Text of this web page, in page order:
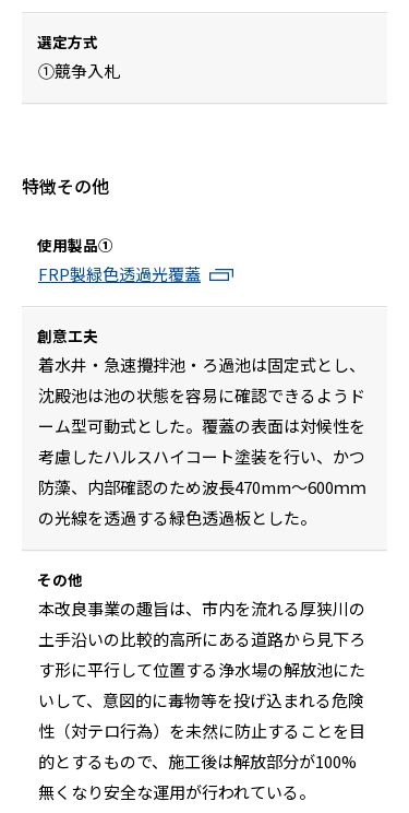
選定方式
①競争入札
特徴その他
使用製品①
FRP製緑色透過光覆蓋
創意工夫
着水井・急速攪拌池・ろ過池は固定式とし、
沈殿池は池の状態を容易に確認できるようド
ーム型可動式とした。覆蓋の表面は対候性を
考慮したハルスハイコート塗装を行い、かつ
防藻、内部確認のため波長470mm～600ｍｍ
の光線を透過する緑色透過板とした。
その他
本改良事業の趣旨は、市内を流れる厚狭川の
土手沿いの比較的高所にある道路から見下ろ
す形に平行して位置する浄水場の解放池にた
いして、意図的に毒物等を投げ込まれる危険
性（対テロ行為）を未然に防止することを目
的とするもので、施工後は解放部分が100%
無くなり安全な運用が行われている。